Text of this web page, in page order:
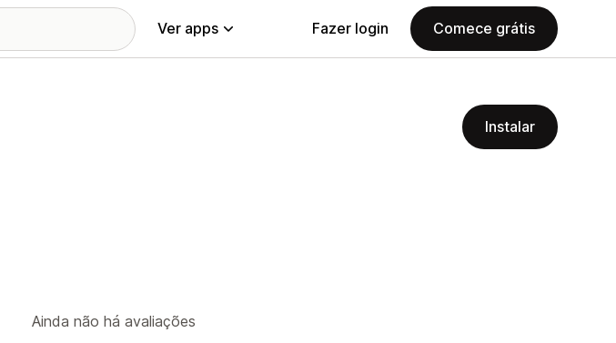
Ver apps Fazer login Comece grátis
Instalar
Ainda não há avaliações